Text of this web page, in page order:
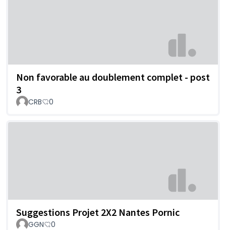
Non favorable au doublement complet - post
3
CRB 0
Suggestions Projet 2X2 Nantes Pornic
GGN 0